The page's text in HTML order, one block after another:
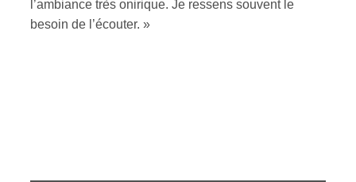
l’ambiance très onirique. Je ressens souvent le
besoin de l’écouter. »